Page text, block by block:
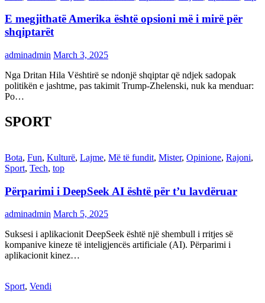
E megjithatë Amerika është opsioni më i mirë për
shqiptarët
adminadmin March 3, 2025
Nga Dritan Hila Vështirë se ndonjë shqiptar që ndjek sadopak
politikën e jashtme, pas takimit Trump-Zhelenski, nuk ka menduar:
Po…
SPORT
Bota, Fun, Kulturë, Lajme, Më të fundit, Mister, Opinione, Rajoni,
Sport, Tech, top
Përparimi i DeepSeek AI është për t’u lavdëruar
adminadmin March 5, 2025
Suksesi i aplikacionit DeepSeek është një shembull i rritjes së
kompanive kineze të inteligjencës artificiale (AI). Përparimi i
aplikacionit kinez…
Sport, Vendi